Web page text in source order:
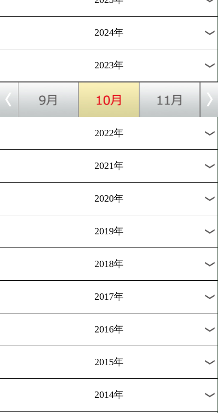
杉田ダイスケ
vs
月別のタイトル戦
2026年
2025年
2023年
2022年
2021年
2020年